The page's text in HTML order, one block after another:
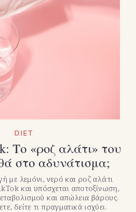
DIET
Το «ροζ αλάτι» του
στο αδυνάτισμα;
με λεμόνι, νερό και ροζ αλάτι
και υπόσχεται αποτοξίνωση,
και απώλεια βάρους.
δείτε τι πραγματικά ισχύει.